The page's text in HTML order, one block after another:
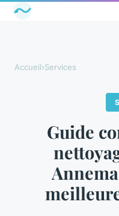
Accueil›Services
Guide